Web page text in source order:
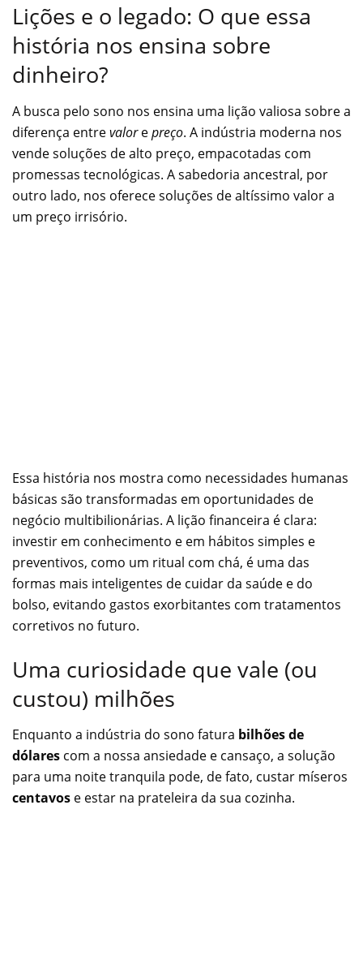
Lições e o legado: O que essa
história nos ensina sobre
dinheiro?
A busca pelo sono nos ensina uma lição valiosa sobre a
diferença entrevalorepreço. A indústria moderna nos
vende soluções de alto preço, empacotadas com
promessas tecnológicas. A sabedoria ancestral, por
outro lado, nos oferece soluções de altíssimo valor a
um preço irrisório.
Essa história nos mostra como necessidades humanas
básicas são transformadas em oportunidades de
negócio multibilionárias. A lição financeira é clara:
investir em conhecimento e em hábitos simples e
preventivos, como um ritual com chá, é uma das
formas mais inteligentes de cuidar da saúde e do
bolso, evitando gastos exorbitantes com tratamentos
corretivos no futuro.
Uma curiosidade que vale (ou
custou) milhões
Enquanto a indústria do sono fatura bilhões de
dólares com a nossa ansiedade e cansaço, a solução
para uma noite tranquila pode, de fato, custar míseros
centavos e estar na prateleira da sua cozinha.